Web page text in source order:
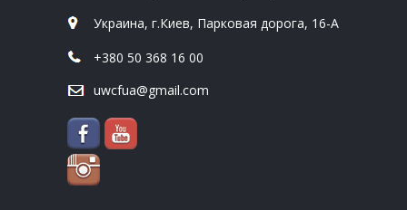
Украина, г.Киев, Парковая дорога, 16-А
+380 50 368 16 00
uwcfua@gmail.com